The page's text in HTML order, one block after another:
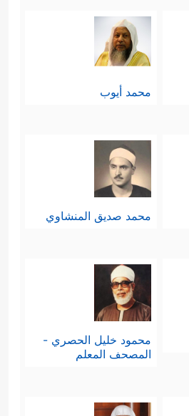
محمد أيوب
محمد صديق المنشاوي
محمود خليل الحصري -
المصحف المعلم